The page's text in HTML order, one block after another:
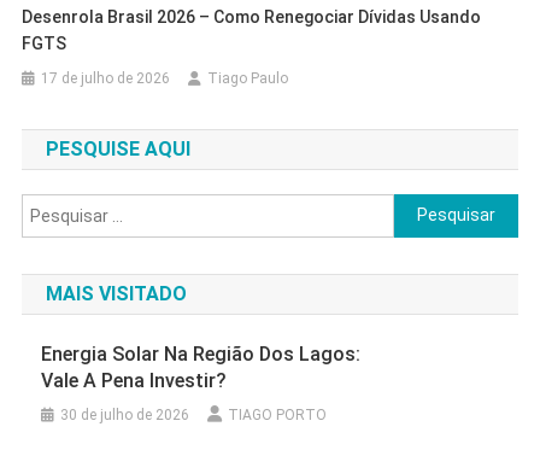
Desenrola Brasil 2026 – Como Renegociar Dívidas Usando
FGTS
17 de julho de 2026 Tiago Paulo
PESQUISE AQUI
Pesquisar
por:
MAIS VISITADO
Energia Solar Na Região Dos Lagos:
Vale A Pena Investir?
30 de julho de 2026 TIAGO PORTO